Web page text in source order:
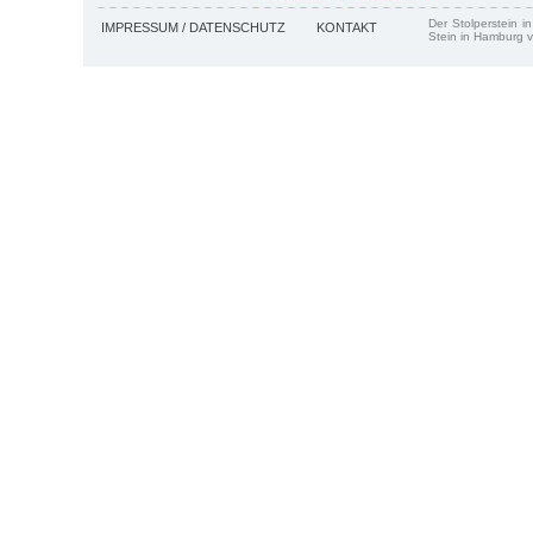
IMPRESSUM / DATENSCHUTZ KONTAKT
Der Stolperstein
Stein in Hamburg